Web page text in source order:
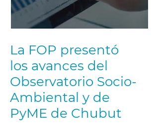
La FOP presentó
los avances del
Observatorio Socio-
Ambiental y de
PyME de Chubut